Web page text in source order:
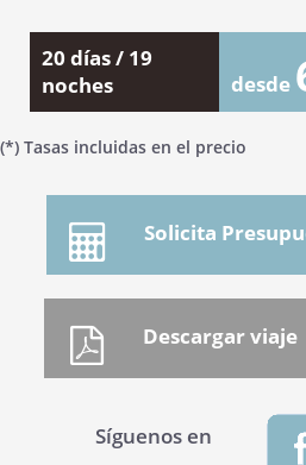
20 días / 19
noches
desde
(*) Tasas incluidas en el precio
Solicita
Síguenos en